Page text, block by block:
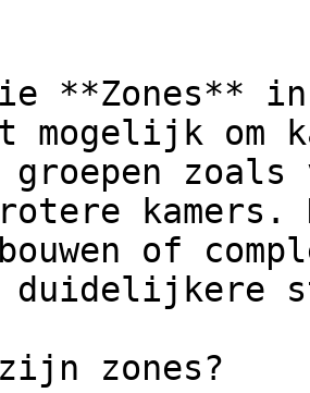
**Zones** in
mogelijk om
groepen
of
duidelijkere
zones?